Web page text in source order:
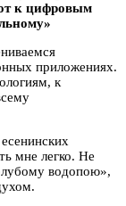
к цифровым
приложениях.
к
мне легко. Не
водопою»,